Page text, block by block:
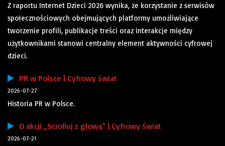
Z raportu Internet Dzieci 2026 wynika, że korzystanie z serwisów
społecznościowych obejmujących platformy umożliwiające
tworzenie profili, publikacje treści oraz interakcje między
użytkownikami stanowi centralny element aktywności cyfrowej
dzieci.
PR w Polsce | Cyfrowy świat
2026-07-27
Historia PR w Polsce.
O akcji „Scrolluj z głową” | Cyfrowy świat
2026-07-21